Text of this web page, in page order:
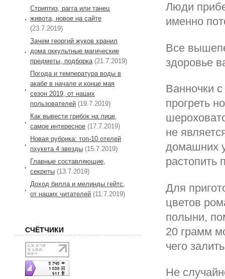
Люди
именно
Все
здоровье
Ванночки
прогреть
не
домашних
растопить
Для
цветов
полыни,
20 грамм
чего
Не
Стриптиз, рагга или танец
живота, новое на сайте
(23.7.2019)
Зачем георгий жуков хранил
дома оккультные магические
предметы, подборка (21.7.2019)
Погода и температура воды в
акабе в начале и конце мая
сезон 2019, от наших
пользователей (19.7.2019)
Как вывести грибок на лице,
самое интересное (17.7.2019)
Новая рубрика: топ-10 отелей
пхукета 4 звезды (15.7.2019)
Главные составляющие,
секреты (13.7.2019)
Доход билла и мелинды гейтс,
от наших читателей (11.7.2019)
СЧЁТЧИКИ